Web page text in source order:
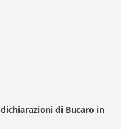
di Bucaro in